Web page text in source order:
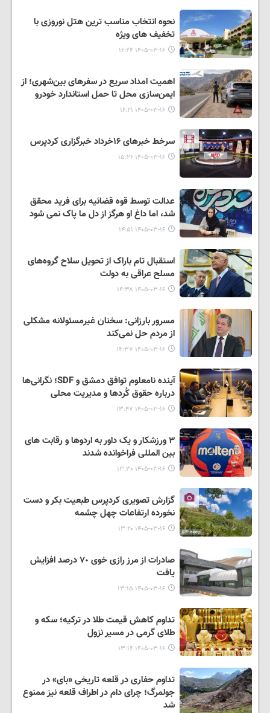
نحوه انتخاب مناسب ترین هتل نوروزی با
تخفیف های ویژه
۱۴۰۵-۰۳-۱۶ ۱۶:۲۴
اهمیت امداد سریع در سفرهای بین‌شهری؛ از
ایمن‌سازی محل تا حمل استاندارد خودرو
۱۴۰۵-۰۳-۱۶ ۱۶:۲۱
سرخط خبرهای ۱۶خرداد خبرگزاری کردپرس
۱۴۰۵-۰۳-۱۶ ۱۵:۲۶
عدالت توسط قوه قضائیه برای فرید محقق
شد، اما داغ او هرگز از دل ما پاک نمی شود
۱۴۰۵-۰۳-۱۶ ۱۴:۵۱
استقبال تام باراک از تحویل سلاح گروه‌های
مسلح عراقی به دولت
۱۴۰۵-۰۳-۱۶ ۱۴:۳۸
مسرور بارزانی: سخنان غیرمسئولانه مشکلی
از مردم حل نمی‌کند
۱۴۰۵-۰۳-۱۶ ۱۴:۳۷
آینده نامعلوم توافق دمشق و SDF؛ نگرانی‌ها
درباره حقوق کُردها و مدیریت محلی
۱۴۰۵-۰۳-۱۶ ۱۳:۴۷
۳ ورزشکار و یک داور به اردوها و رقابت های
بین المللی فراخوانده شدند
۱۴۰۵-۰۳-۱۶ ۱۳:۳۰
گزارش تصویری کردپرس طبعیت بکر و دست
نخورده ارتفاعات چهل چشمه
۱۴۰۵-۰۳-۱۶ ۱۳:۲۰
صادرات از مرز رازی خوی ٧٠ درصد افزایش
یافت
۱۴۰۵-۰۳-۱۶ ۱۳:۱۵
تداوم کاهش قیمت طلا در ترکیه؛ سکه و
طلای گرمی در مسیر نزول
۱۴۰۵-۰۳-۱۶ ۱۳:۱۴
تداوم حفاری در قلعه تاریخی «بای» در
جولمرگ؛ چرای دام در اطراف قلعه نیز ممنوع
شد